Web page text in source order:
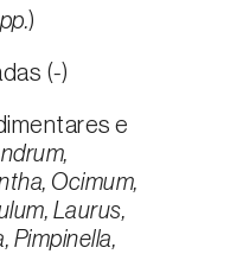
)
(-)
e
Ocimum,
Laurus,
Pimpinella,